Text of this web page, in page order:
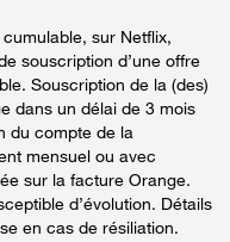
cumulable, sur Netflix,
souscription d’une offre
Souscription de la (des)
dans un délai de 3 mois
du compte de la
mensuel ou avec
sur la facture Orange.
d’évolution. Détails
en cas de résiliation.